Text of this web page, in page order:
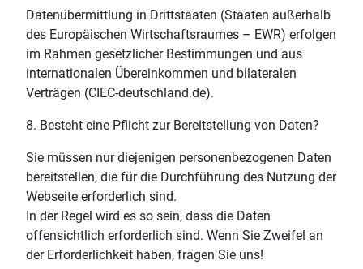
Datenübermittlung in Drittstaaten (Staaten außerhalb
des Europäischen Wirtschaftsraumes – EWR) erfolgen
im Rahmen gesetzlicher Bestimmungen und aus
internationalen Übereinkommen und bilateralen
Verträgen (CIEC-deutschland.de).
8. Besteht eine Pflicht zur Bereitstellung von Daten?
Sie müssen nur diejenigen personenbezogenen Daten
bereitstellen, die für die Durchführung des Nutzung der
Webseite erforderlich sind.
In der Regel wird es so sein, dass die Daten
offensichtlich erforderlich sind. Wenn Sie Zweifel an
der Erforderlichkeit haben, fragen Sie uns!